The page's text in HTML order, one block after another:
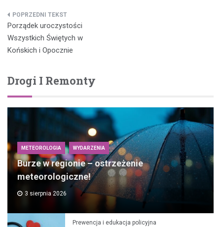
Nawigacja
wpisu
Porządek uroczystości
Wszystkich Świętych w
Końskich i Opocznie
Drogi I Remonty
METEOROLOGIA WYDARZENIA
Burze w regionie – ostrzeżenie
meteorologiczne!
3 sierpnia 2026
Prewencja i edukacja policyjna